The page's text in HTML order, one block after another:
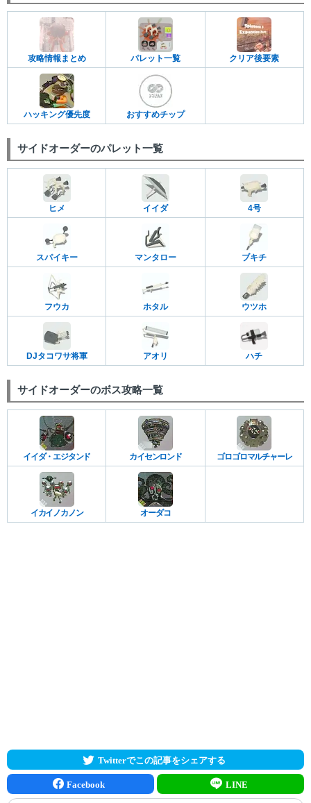
攻略情報まとめ パレット一覧 クリア後要素
ハッキング優先度 おすすめチップ
サイドオーダーのパレット一覧
ヒメ イイダ 4号
スパイキー マンタロー ブキチ
フウカ ホタル ウツホ
DJタコワサ将軍 アオリ ハチ
サイドオーダーのボス攻略一覧
イイダ・エジタンド カイセンロンド ゴロゴロマルチャーレ
イカイノカノン オーダコ
Twitterでこの記事をシェアする
Facebook LINE